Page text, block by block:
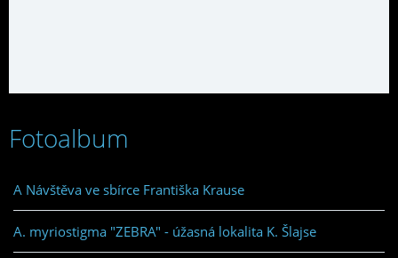
Fotoalbum
A Návštěva ve sbírce Františka Krause
A. myriostigma "ZEBRA" - úžasná lokalita K. Šlajse